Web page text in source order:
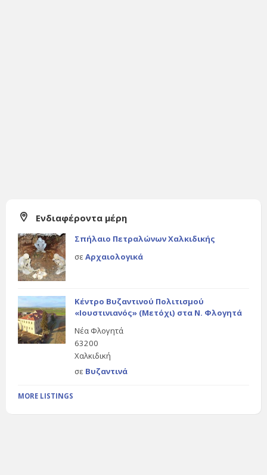
Ενδιαφέροντα μέρη
Σπήλαιο Πετραλώνων Χαλκιδικής
σε Αρχαιολογικά
Κέντρο Βυζαντινού Πολιτισμού
«Ιουστινιανός» (Μετόχι) στα Ν. Φλογητά
Νέα Φλογητά
63200
Χαλκιδική
σε Βυζαντινά
MORE LISTINGS